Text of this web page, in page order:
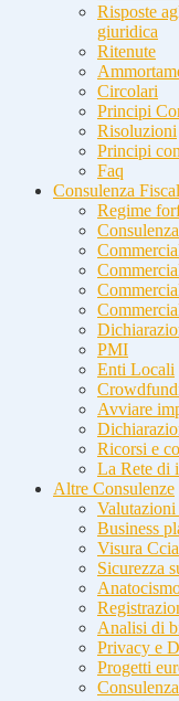
Risposte
giuridica
Ritenute
Circolari
Principi
Risoluzioni
Principi
Faq
Consulenza
Regime
PMI
Enti Locali
Avviare
Ricorsi e
La Rete di
Altre Consulenze
Business
Visura
Sicurezza
Analisi di
Privacy e
Progetti